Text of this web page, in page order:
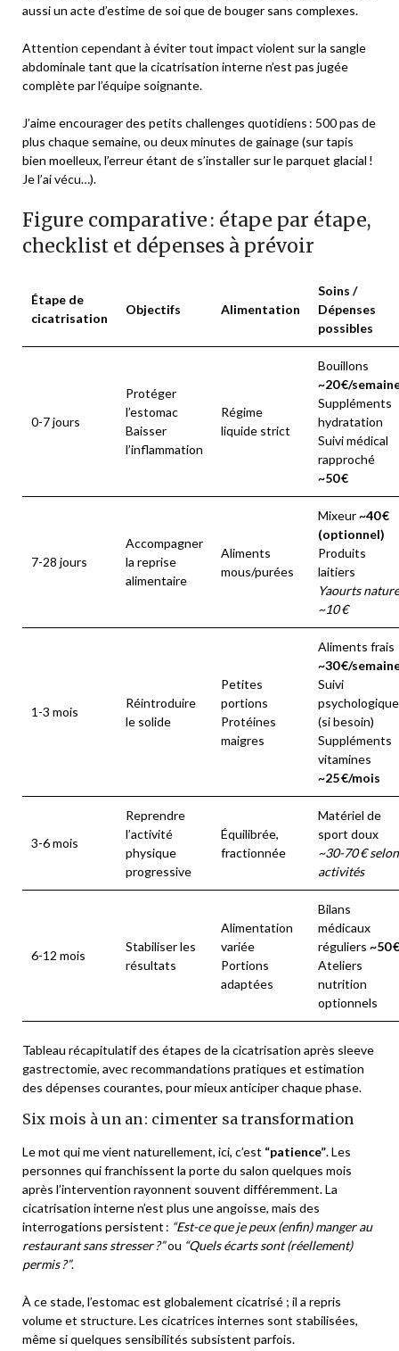
aussi un acte d’estime de soi que de bouger sans complexes.
Attention cependant à éviter tout impact violent sur la sangle
abdominale tant que la cicatrisation interne n’est pas jugée
complète par l’équipe soignante.
J’aime encourager des petits challenges quotidiens : 500 pas de
plus chaque semaine, ou deux minutes de gainage (sur tapis
bien moelleux, l’erreur étant de s’installer sur le parquet glacial !
Je l’ai vécu…).
Figure comparative : étape par étape,
checklist et dépenses à prévoir
Étape de
cicatrisation
Objectifs Alimentation
Soins /
Dépenses
possibles
0-7 jours
Protéger
l’estomac
Baisser
l’inflammation
Régime
liquide strict
Bouillons
~20 €/
Suppléments
hydratation
Suivi médical
rapproché
~50 €
7-28 jours
Accompagner
la reprise
alimentaire
Aliments
mous/purées
Mixeur~40 €
(optionnel)
Produits
laitiers
Yaourts nature
~10 €
1-3 mois
Réintroduire
le solide
Petites
portions
Protéines
maigres
Aliments frais
~30 €/
Suivi
psychologique
(si besoin)
Suppléments
vitamines
~25 €/mois
3-6 mois
Reprendre
l’activité
physique
progressive
Équilibrée,
fractionnée
Matériel de
sport doux
~30-70 € selon
activités
6-12 mois
Stabiliser les
résultats
Alimentation
variée
Portions
adaptées
Bilans
médicaux
réguliers ~50 €
Ateliers
nutrition
optionnels
Tableau récapitulatif des étapes de la cicatrisation après sleeve
gastrectomie, avec recommandations pratiques et estimation
des dépenses courantes, pour mieux anticiper chaque phase.
Six mois à un an : cimenter sa transformation
Le mot qui me vient naturellement, ici, c’est “patience”. Les
personnes qui franchissent la porte du salon quelques mois
après l’intervention rayonnent souvent différemment. La
cicatrisation interne n’est plus une angoisse, mais des
interrogations persistent : “Est-ce que je peux (enfin) manger au
restaurant sans stresser ?”ou “Quels écarts sont (réellement)
permis ?”.
À ce stade, l’estomac est globalement cicatrisé ; il a repris
volume et structure. Les cicatrices internes sont stabilisées,
même si quelques sensibilités subsistent parfois.